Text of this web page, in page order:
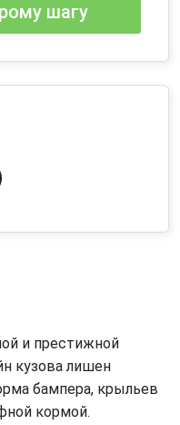
шагу
и престижной
кузова лишен
бампера, крыльев
кормой.